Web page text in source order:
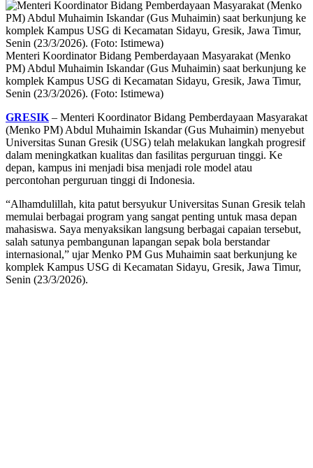
Menteri Koordinator Bidang Pemberdayaan Masyarakat (Menko
PM) Abdul Muhaimin Iskandar (Gus Muhaimin) saat berkunjung ke
komplek Kampus USG di Kecamatan Sidayu, Gresik, Jawa Timur,
Senin (23/3/2026). (Foto: Istimewa)
GRESIK – Menteri Koordinator Bidang Pemberdayaan Masyarakat
(Menko PM) Abdul Muhaimin Iskandar (Gus Muhaimin) menyebut
Universitas Sunan Gresik (USG) telah melakukan langkah progresif
dalam meningkatkan kualitas dan fasilitas perguruan tinggi. Ke
depan, kampus ini menjadi bisa menjadi role model atau
percontohan perguruan tinggi di Indonesia.
“Alhamdulillah, kita patut bersyukur Universitas Sunan Gresik telah
memulai berbagai program yang sangat penting untuk masa depan
mahasiswa. Saya menyaksikan langsung berbagai capaian tersebut,
salah satunya pembangunan lapangan sepak bola berstandar
internasional,” ujar Menko PM Gus Muhaimin saat berkunjung ke
komplek Kampus USG di Kecamatan Sidayu, Gresik, Jawa Timur,
Senin (23/3/2026).